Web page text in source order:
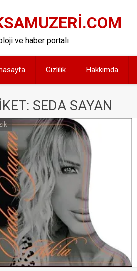
ve haber portalı
Gizlilik Hakkımda
SEDA SAYAN